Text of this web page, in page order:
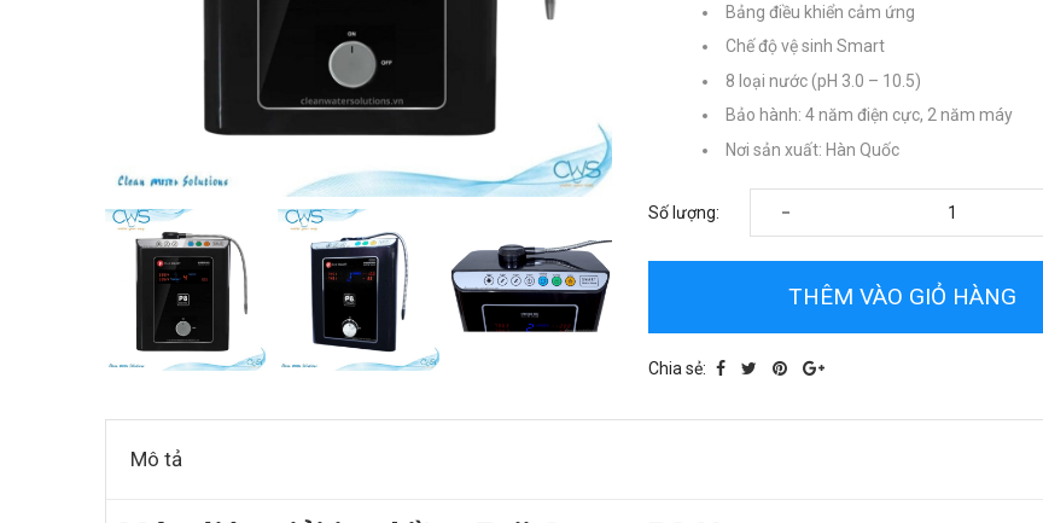
Bảng điều khiển cảm ứng
Chế độ vệ sinh Smart
8 loại nước (pH 3.0 – 10.5)
Bảo hành: 4 năm điện cực, 2 năm máy
Nơi sản xuất: Hàn Quốc
Số lượng: -
THÊM VÀO GIỎ HÀNG
Chia sẻ:
Mô tả